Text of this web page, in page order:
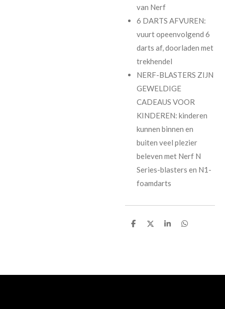
van Nerf
6 DARTS AFVUREN:
vuurt opeenvolgend 6
darts af, doorladen met
trekhendel
NERF-BLASTERS ZIJN
GEWELDIGE
CADEAUS VOOR
KINDEREN: kinderen
kunnen binnen en
buiten veel plezier
beleven met Nerf N
Series-blasters en N1-
foamdarts
D
D
S
D